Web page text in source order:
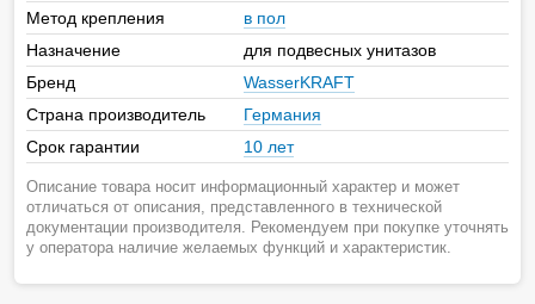
Метод крепления
в пол
Назначение
для подвесных унитазов
Бренд
WasserKRAFT
Страна производитель
Германия
Срок гарантии
10 лет
Описание товара носит информационный характер и может
отличаться от описания, представленного в технической
документации производителя. Рекомендуем при покупке уточнять
у оператора наличие желаемых функций и характеристик.